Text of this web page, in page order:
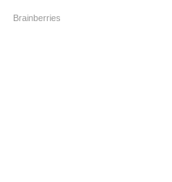
सुप्रीम कोर्ट ने सुनाया बड़ा फैसला